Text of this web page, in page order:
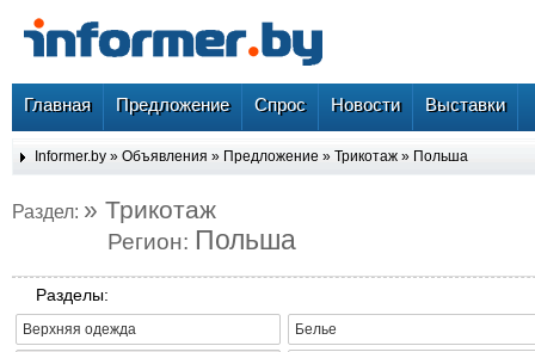
Главная Предложение Спрос Новости Выставки
Informer.by » Объявления » Предложение » Трикотаж » Польша
Раздел: » Трикотаж
Регион: Польша
Разделы:
Верхняя одежда Белье